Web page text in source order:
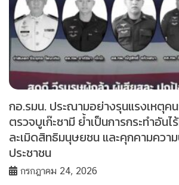
กอ.รมน. ประณามอย่างรุนแรงเหตุค
ตรวจบูเก๊ะซามี ย้ำเป็นการกระทำอัน
ละเมิดสิทธิมนุษยชน และคุกคามคว
ประชาชน
กรกฎาคม 24, 2026